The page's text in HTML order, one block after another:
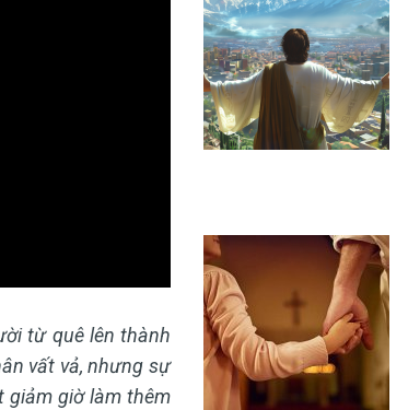
từ quê lên thành
vất vả, nhưng sự
giảm giờ làm thêm